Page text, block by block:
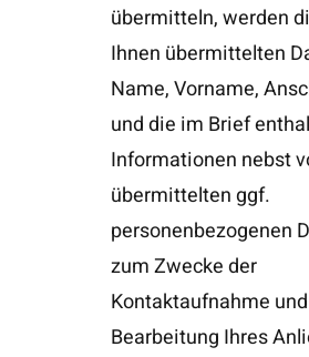
übermitteln, werden
Ihnen übermittelten
Name, Vorname,
und die im Brief
Informationen nebst
übermittelten ggf.
personenbezogenen
zum Zwecke der
Kontaktaufnahme und
Bearbeitung Ihres